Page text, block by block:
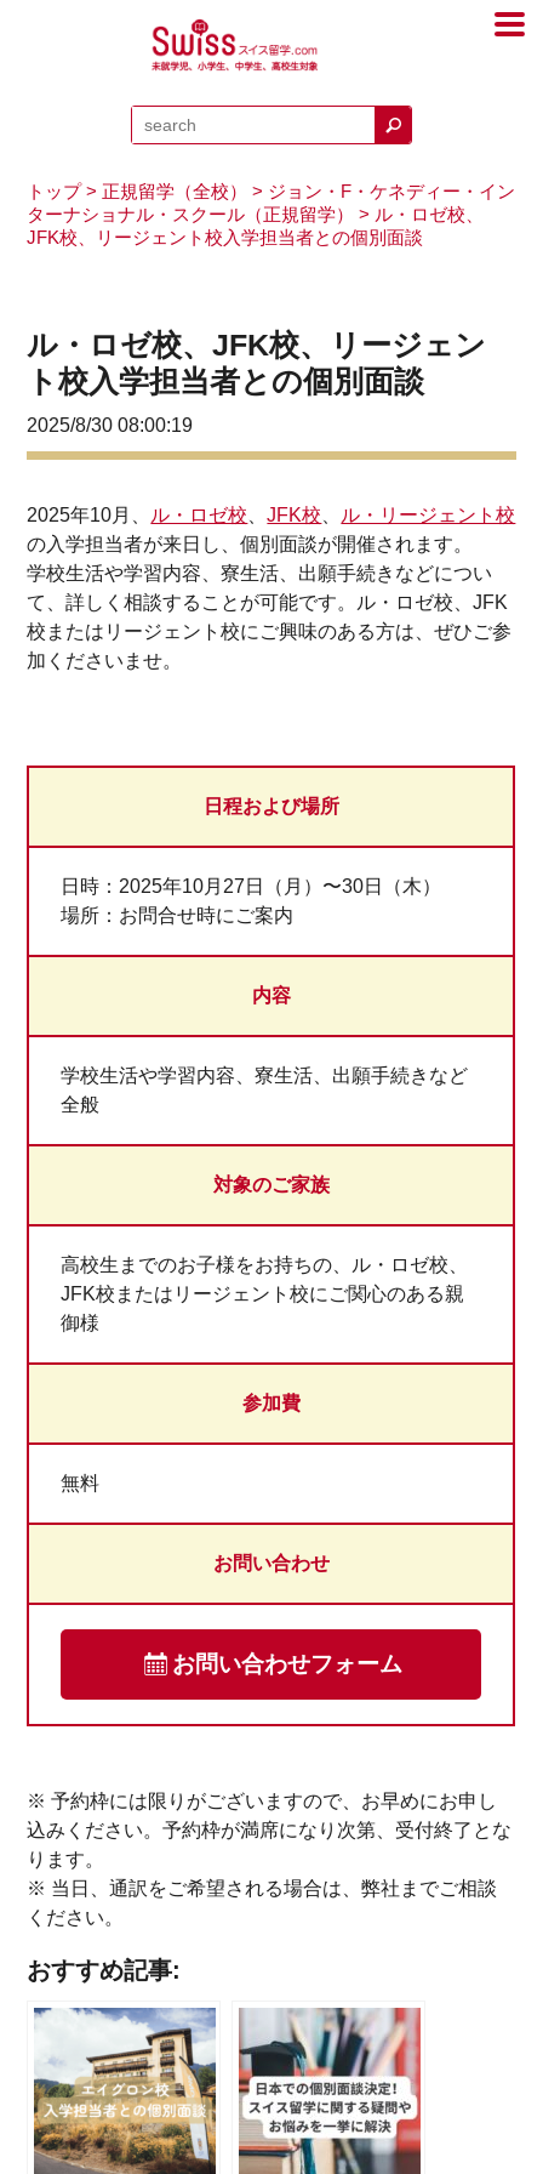
トップ> 正規留学（全校） > ジョン・F・ケネディー・イン
ターナショナル・スクール（正規留学）
> ル・ロゼ校、
JFK校、リージェント校入学担当者との個別面談
ル・ロゼ校、JFK校、リージェン
ト校入学担当者との個別面談
2025/8/30 08:00:19
2025年10月、 ル・ロゼ校、JFK校、 ル・リージェント校
の入学担当者が来日し、個別面談が開催されます。
学校生活や学習内容、寮生活、出願手続きなどについ
て、詳しく相談することが可能です。ル・ロゼ校、JFK
校またはリージェント校にご興味のある方は、ぜひご参
加くださいませ。
日程および場所
日時：2025年10月27日（月）〜30日（木）
場所：お問合せ時にご案内
内容
学校生活や学習内容、寮生活、出願手続きなど
全般
対象のご家族
高校生までのお子様をお持ちの、ル・ロゼ校、
JFK校またはリージェント校にご関心のある親
御様
参加費
無料
お問い合わせ
お問い合わせフォーム
※ 予約枠には限りがございますので、お早めにお申し
込みください。予約枠が満席になり次第、受付終了とな
ります。
※ 当日、通訳をご希望される場合は、弊社までご相談
ください。
おすすめ記事: